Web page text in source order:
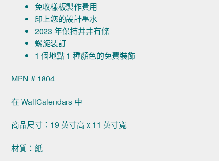
免收樣板製作費用
印上您的設計墨水
2023 年保持井井有條
螺旋裝訂
1 個地點 1 種顏色的免費裝飾
MPN # 1804
在 WallCalendars 中
商品尺寸：19 英寸高 x 11 英寸寬
材質：紙